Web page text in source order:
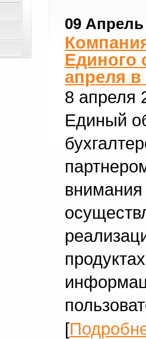
09 Апрель
Единого
апреля
8 апреля
Единый
[